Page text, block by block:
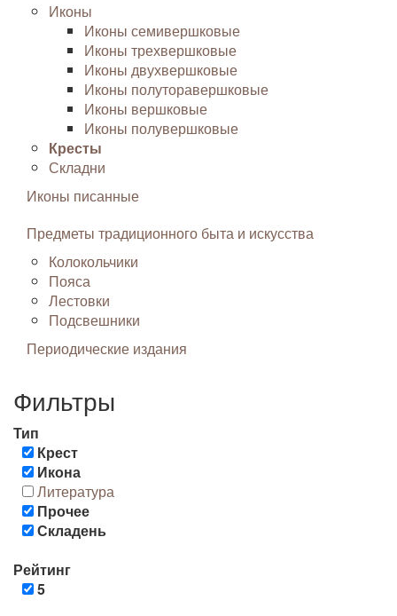
Иконы
Иконы семивершковые
Иконы трехвершковые
Иконы двухвершковые
Иконы полуторавершковые
Иконы вершковые
Иконы полувершковые
Кресты
Складни
Иконы писанные
Предметы традиционного быта и искусства
Колокольчики
Пояса
Лестовки
Подсвешники
Периодические издания
Фильтры
Тип
Крест
Икона
Литература
Прочее
Складень
Рейтинг
5